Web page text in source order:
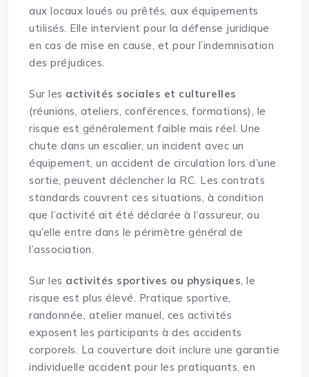
aux locaux loués ou prêtés, aux équipements
utilisés. Elle intervient pour la défense juridique
en cas de mise en cause, et pour l’indemnisation
des préjudices.
Sur les activités sociales et culturelles
(réunions, ateliers, conférences, formations), le
risque est généralement faible mais réel. Une
chute dans un escalier, un incident avec un
équipement, un accident de circulation lors d’une
sortie, peuvent déclencher la RC. Les contrats
standards couvrent ces situations, à condition
que l’activité ait été déclarée à l’assureur, ou
qu’elle entre dans le périmètre général de
l’association.
Sur les activités sportives ou physiques, le
risque est plus élevé. Pratique sportive,
randonnée, atelier manuel, ces activités
exposent les participants à des accidents
corporels. La couverture doit inclure une garantie
individuelle accident pour les pratiquants, en